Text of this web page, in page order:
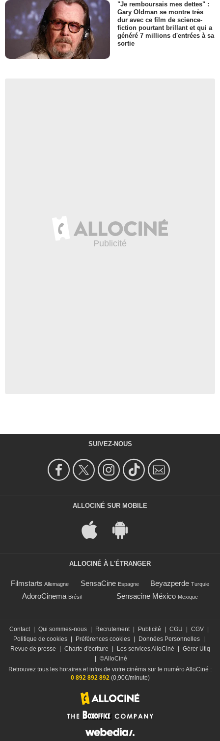
"Je remboursais mes dettes" :
Gary Oldman se montre très
dur avec ce film de science-
fiction pourtant brillant et qui a
généré 7 millions d'entrées à sa
sortie
SUIVEZ-NOUS
ALLOCINÉ SUR MOBILE
ALLOCINÉ À L'ÉTRANGER
Filmstarts Allemagne SensaCine Espagne Beyazperde Turquie
AdoroCinema Brésil Sensacine México Mexique
Contact Qui sommes-nous Recrutement Publicité CGU CGV
Politique de cookies
Préférences cookies Données Personnelles
Revue de presse
Charte d'écriture Les services AlloCiné
Gérer Utiq
©AlloCiné
Retrouvez tous les horaires et infos de votre cinéma sur le numéro AlloCiné :
0 892 892 892(0,90€/minute)